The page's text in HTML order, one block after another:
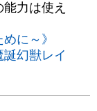
力は使え
に～》
誕幻獣レイ